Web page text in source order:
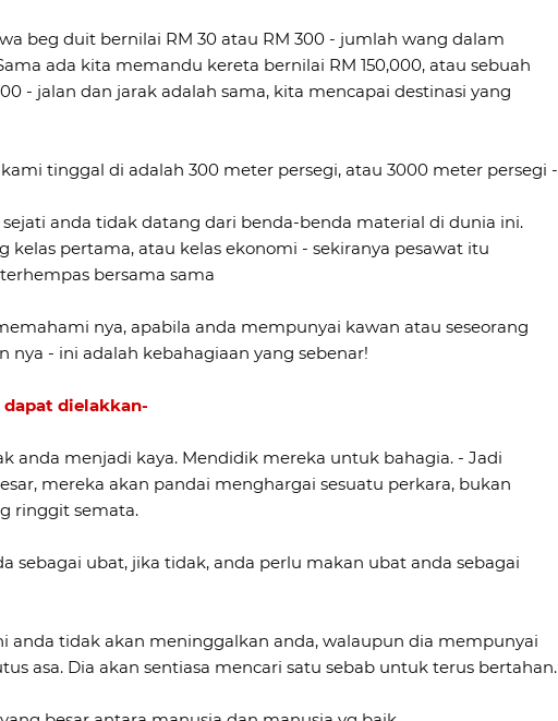
beg duit bernilai RM 30 atau RM 300 - jumlah wang dalam
ada kita memandu kereta bernilai RM 150,000, atau sebuah
- jalan dan jarak adalah sama, kita mencapai destinasi yang
tinggal di adalah 300 meter persegi, atau 3000 meter persegi -
anda tidak datang dari benda-benda material di dunia ini.
kelas pertama, atau kelas ekonomi - sekiranya pesawat itu
bersama sama
nya, apabila anda mempunyai kawan atau seseorang
nya - ini adalah kebahagiaan yang sebenar!
dielakkan-
anda menjadi kaya. Mendidik mereka untuk bahagia. - Jadi
mereka akan pandai menghargai sesuatu perkara, bukan
ringgit semata.
sebagai ubat, jika tidak, anda perlu makan ubat anda sebagai
anda tidak akan meninggalkan anda, walaupun dia mempunyai
asa. Dia akan sentiasa mencari satu sebab untuk terus bertahan.